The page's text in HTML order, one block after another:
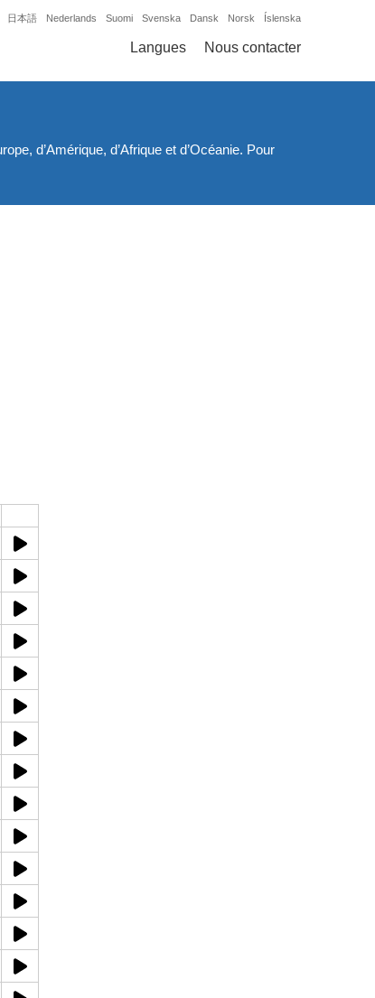
日本語 Nederlands Suomi Svenska Dansk Norsk Íslenska
Langues Nous contacter
d’Amérique, d’Afrique et d’Océanie. Pour